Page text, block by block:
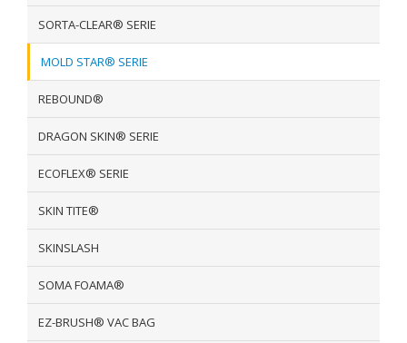
SORTA-CLEAR® SERIE
MOLD STAR® SERIE
REBOUND®
DRAGON SKIN® SERIE
ECOFLEX® SERIE
SKIN TITE®
SKINSLASH
SOMA FOAMA®
EZ-BRUSH® VAC BAG